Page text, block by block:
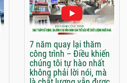
7 năm quay lại thăm
công trình – Điều khiến
chúng tôi tự hào nhất
không phải lời nói, mà